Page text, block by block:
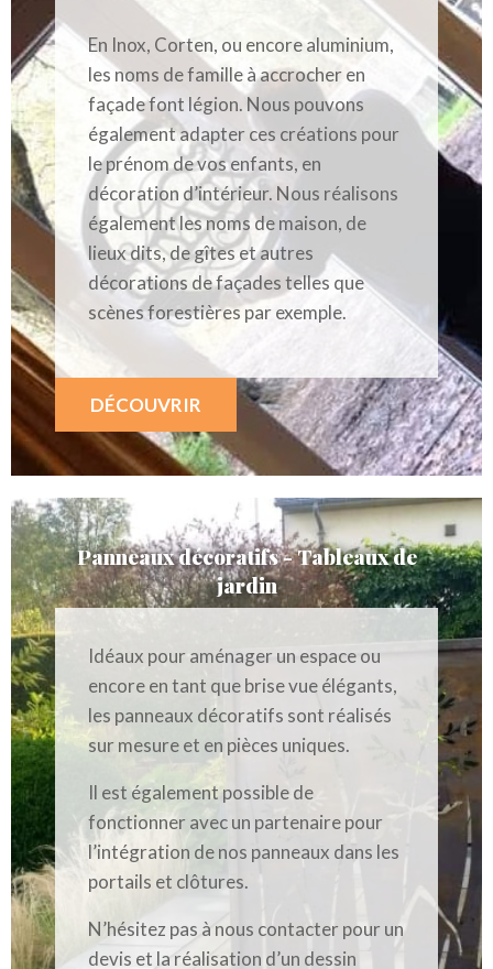
En Inox, Corten, ou encore aluminium,
les noms de famille à accrocher en
façade font légion. Nous pouvons
également adapter ces créations pour
le prénom de vos enfants, en
décoration d’intérieur. Nous réalisons
également les noms de maison, de
lieux dits, de gîtes et autres
décorations de façades telles que
scènes forestières par exemple.
DÉCOUVRIR
Panneaux décoratifs - Tableaux de
jardin
Idéaux pour aménager un espace ou
encore en tant que brise vue élégants,
les panneaux décoratifs sont réalisés
sur mesure et en pièces uniques.
Il est également possible de
fonctionner avec un partenaire pour
l’intégration de nos panneaux dans les
portails et clôtures.
N’hésitez pas à nous contacter pour un
devis et la réalisation d’un dessin